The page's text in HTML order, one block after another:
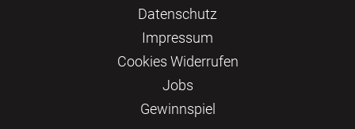
Datenschutz
Impressum
Сookies Widerrufen
Jobs
Gewinnspiel